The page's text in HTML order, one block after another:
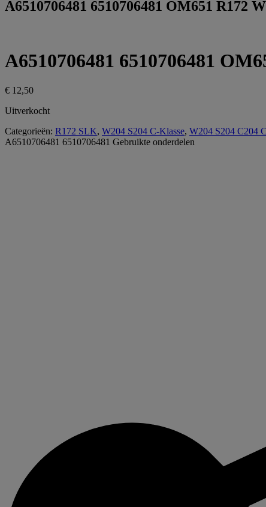
A6510706481 6510706481 OM651 R172
A6510706481 6510706481
€ 12,50
Uitverkocht
Categorieën: R172 SLK, W204 S204 C-Klasse, W204 S204 C204
A6510706481 6510706481 Gebruikte onderdelen